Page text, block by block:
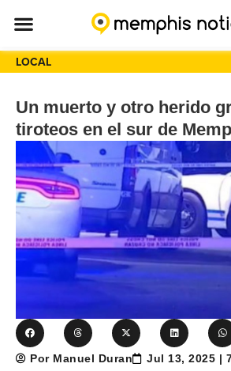
LOCAL
Un muerto y otro herido
tiroteos en el sur de
Por Manuel Duran Jul 13, 2025 |